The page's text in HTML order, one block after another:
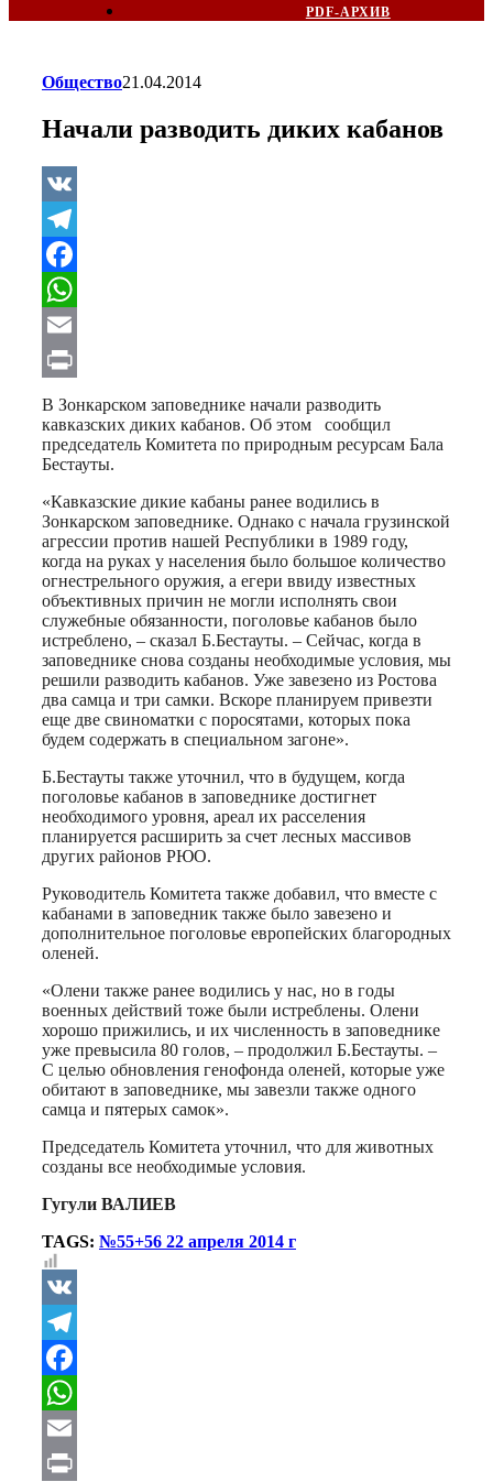
PDF-АРХИВ
Общество21.04.2014
Начали разводить диких кабанов
VK
Telegram
Facebook
WhatsApp
Email
Print
В Зонкарском заповеднике начали разводить
кавказских диких кабанов. Об этом сообщил
председатель Комитета по природным ресурсам Бала
Бестауты.
«Кавказские дикие кабаны ранее водились в
Зонкарском заповеднике. Однако с начала грузинской
агрессии против нашей Республики в 1989 году,
когда на руках у населения было большое количество
огнестрельного оружия, а егери ввиду известных
объективных причин не могли исполнять свои
служебные обязанности, поголовье кабанов было
истреблено, – сказал Б.Бестауты. – Сейчас, когда в
заповеднике снова созданы необходимые условия, мы
решили разводить кабанов. Уже завезено из Ростова
два самца и три самки. Вскоре планируем привезти
еще две свиноматки с поросятами, которых пока
будем содержать в специальном загоне».
Б.Бестауты также уточнил, что в будущем, когда
поголовье кабанов в заповеднике достигнет
необходимого уровня, ареал их расселения
планируется расширить за счет лесных массивов
других районов РЮО.
Руководитель Комитета также добавил, что вместе с
кабанами в заповедник также было завезено и
дополнительное поголовье европейских благородных
оленей.
«Олени также ранее водились у нас, но в годы
военных действий тоже были истреблены. Олени
хорошо прижились, и их численность в заповеднике
уже превысила 80 голов, – продолжил Б.Бестауты. –
С целью обновления генофонда оленей, которые уже
обитают в заповеднике, мы завезли также одного
самца и пятерых самок».
Председатель Комитета уточнил, что для животных
созданы все необходимые условия.
Гугули ВАЛИЕВ
TAGS: №55+56 22 апреля 2014 г
VK
Telegram
Facebook
WhatsApp
Email